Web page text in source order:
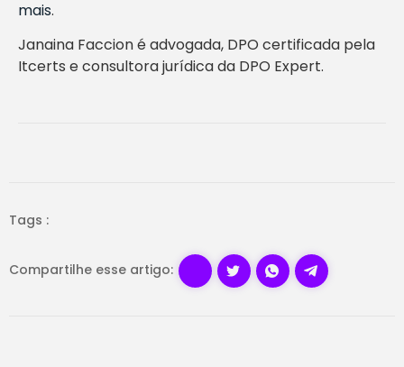
mais.
Janaina Faccion é advogada, DPO certificada pela
Itcerts e consultora jurídica da DPO Expert.
Tags :
Compartilhe esse artigo: